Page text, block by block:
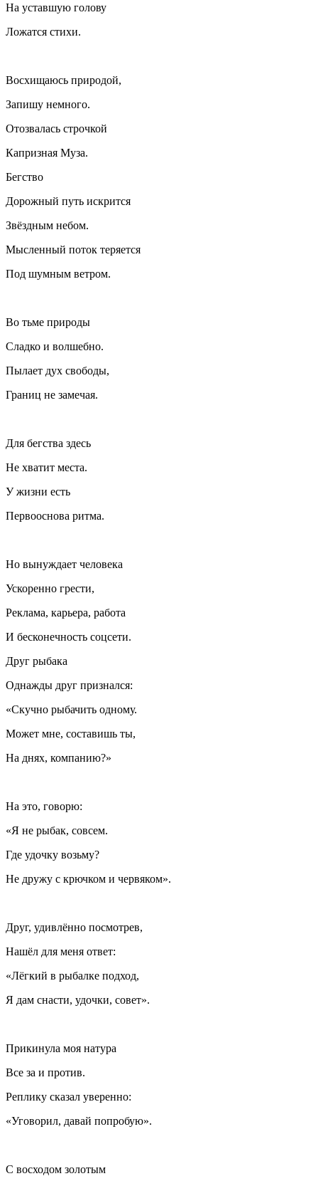
На уставшую голову
Ложатся стихи.
Восхищаюсь природой,
Запишу немного.
Отозвалась строчкой
Капризная Муза.
Бегство
Дорожный путь искрится
Звёздным небом.
Мысленный поток теряется
Под шумным ветром.
Во тьме природы
Сладко и волшебно.
Пылает дух свободы,
Границ не замечая.
Для бегства здесь
Не хватит места.
У жизни есть
Первооснова ритма.
Но вынуждает человека
Ускоренно грести,
Реклама, карьера, работа
И бесконечность соцсети.
Друг рыбака
Однажды друг признался:
«Скучно рыбачить одному.
Может мне, составишь ты,
На днях, компанию?»
На это, говорю:
«Я не рыбак, совсем.
Где удочку возьму?
Не дружу с крючком и червяком».
Друг, удивлённо посмотрев,
Нашёл для меня ответ:
«Лёгкий в рыбалке подход,
Я дам снасти, удочки, совет».
Прикинула моя натура
Все за и против.
Реплику сказал уверенно:
«Уговорил, давай попробую».
С восходом золотым